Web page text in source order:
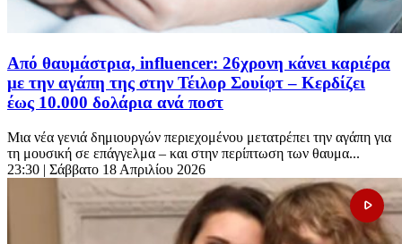
Από θαυμάστρια, influencer: 26χρονη κάνει καριέρα
με την αγάπη της στην Τέιλορ Σουίφτ – Κερδίζει
έως 10.000 δολάρια ανά ποστ
Μια νέα γενιά δημιουργών περιεχομένου μετατρέπει την αγάπη για
τη μουσική σε επάγγελμα – και στην περίπτωση των θαυμα...
23:30 | Σάββατο 18 Απριλίου 2026